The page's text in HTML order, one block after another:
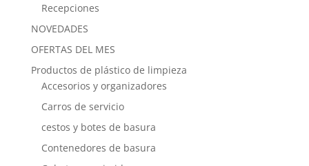
Recepciones
NOVEDADES
OFERTAS DEL MES
Productos de plástico de limpieza
Accesorios y organizadores
Carros de servicio
cestos y botes de basura
Contenedores de basura